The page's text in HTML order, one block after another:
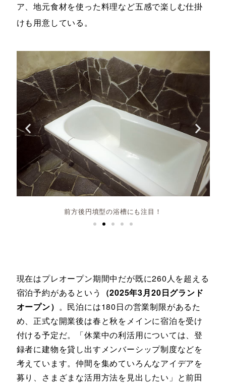
ア、地元食材を使った料理など五感で楽しむ仕掛
けも用意している。
現在はプレオープン期間中だが既に260人を超える
宿泊予約があるという
（2025年3月20日グランド
オープン） 。民泊には180日の営業制限があるた
め、正式な開業後は春と秋をメインに宿泊を受け
付ける予定だ。「休業中の利活用については、登
録者に建物を貸し出すメンバーシップ制度などを
考えています。仲間を集めていろんなアイデアを
募り、さまざまな活用方法を見出したい」と前田